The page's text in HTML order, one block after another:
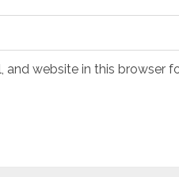
and website in this browser